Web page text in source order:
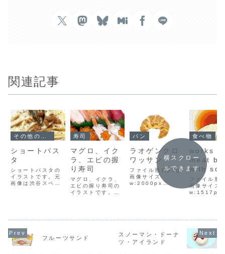
関連記事
ショートパス
タ
ショートパスタの
イラストです。元
画像は渋谷スペイ
ァイル形式jpg画
像サイズ
w:1340px
寿司
マグロ、イク
ラ、エビの握
り寿司
マグロ、イクラ、
エビの握り寿司の
イラストです。フ
ラスト上で右クリ
ックして「名前を
パン
ラオゲンクロ
ワッサン
ファイル形式png
画像サイズ
w:2000px
h:1333pxファイ
存先を選んでダウ
ンロードしてくだ
食べ物
works
meat
with soy
sauce
ファイル形
画像サイズ
w:1517px
付けて画像
存」を選択
存先を選ん
横スクロー
ルできます
フルーツサンド
スノーマン・ドーナ
ツ・アイランド